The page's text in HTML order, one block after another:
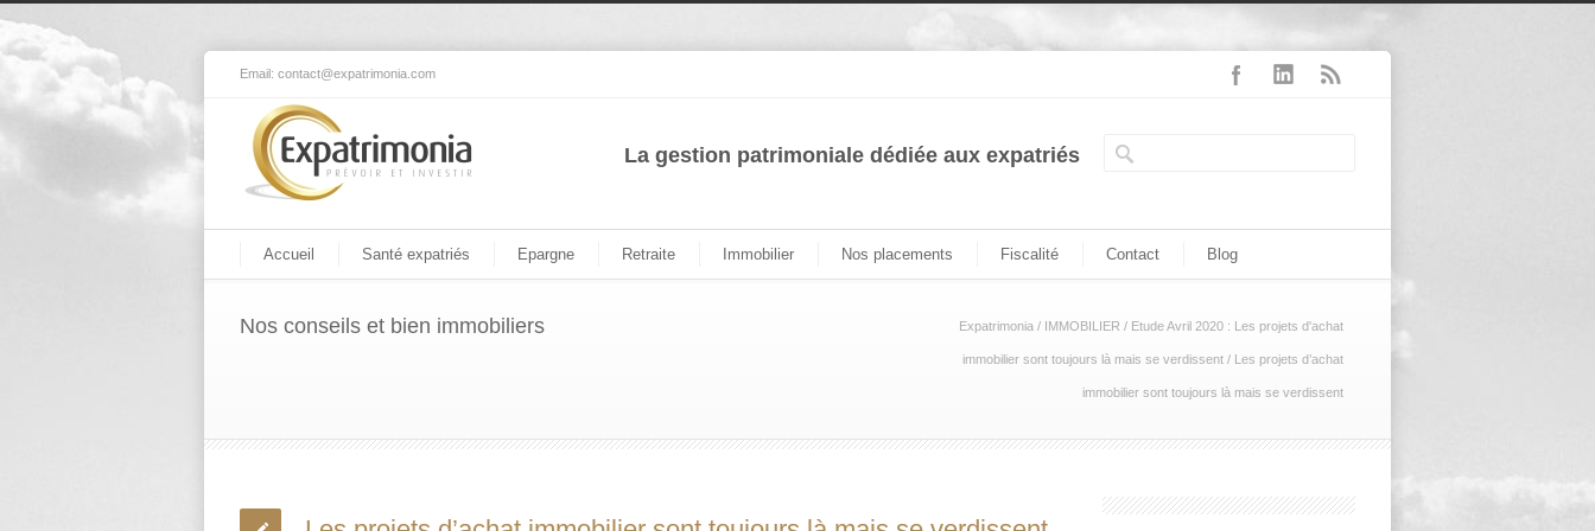
Email: contact@expatrimonia.com
La gestion patrimoniale dédiée aux expatriés
Accueil Santé expatriés Epargne Retraite Immobilier Nos placements Fiscalité Contact Blog
Nos conseils et bien immobiliers Expatrimonia / IMMOBILIER / Etude Avril 2020 : Les projets d'achat
immobilier sont toujours là mais se verdissent / Les projets d’achat
immobilier sont toujours là mais se verdissent